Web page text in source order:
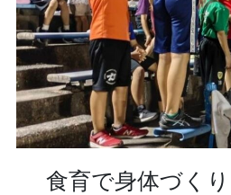
食育で身体づく